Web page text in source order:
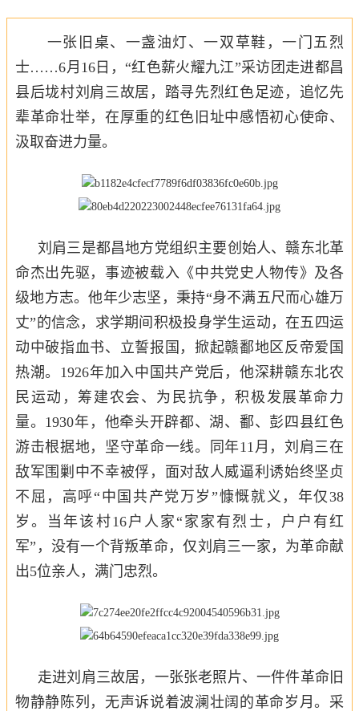
一张旧桌、一盏油灯、一双草鞋，一门五烈
士……6月16日，“红色薪火耀九江”采访团走进都昌
县后垅村刘肩三故居，踏寻先烈红色足迹，追忆先
辈革命壮举，在厚重的红色旧址中感悟初心使命、
汲取奋进力量。
刘肩三是都昌地方党组织主要创始人、赣东北革
命杰出先驱，事迹被载入《中共党史人物传》及各
级地方志。他年少志坚，秉持“身不满五尺而心雄万
丈”的信念，求学期间积极投身学生运动，在五四运
动中破指血书、立誓报国，掀起赣鄱地区反帝爱国
热潮。1926年加入中国共产党后，他深耕赣东北农
民运动，筹建农会、为民抗争，积极发展革命力
量。1930年，他牵头开辟都、湖、鄱、彭四县红色
游击根据地，坚守革命一线。同年11月，刘肩三在
敌军围剿中不幸被俘，面对敌人威逼利诱始终坚贞
不屈，高呼“中国共产党万岁”慷慨就义，年仅38
岁。当年该村16户人家“家家有烈士，户户有红
军”，没有一个背叛革命，仅刘肩三一家，为革命献
出5位亲人，满门忠烈。
走进刘肩三故居，一张张老照片、一件件革命旧
物静静陈列，无声诉说着波澜壮阔的革命岁月。采